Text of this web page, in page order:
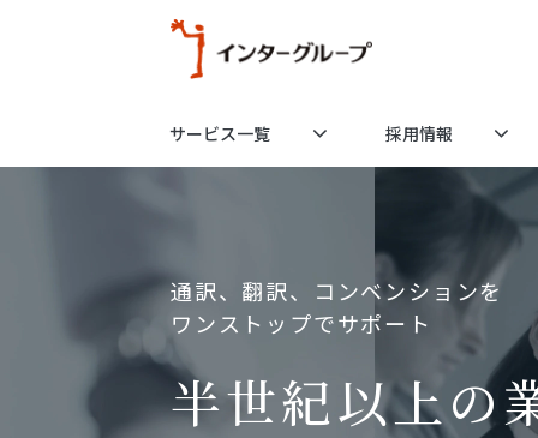
サービス一覧 採用情報
通訳、翻訳、コンベンションを
ワンストップでサポート
半世紀以上の